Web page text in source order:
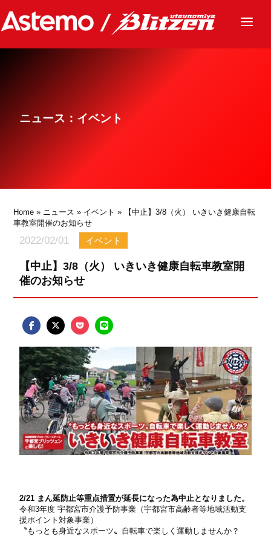
ニュース
グッズ
ニュース：イベント
Home » ニュース » イベント » 【中止】3/8（火） いきいき健康自転
車教室開催のお知らせ
2022/02/01 イベント
【中止】3/8（火） いきいき健康自転車教室開
催のお知らせ
2/21 まん延防止等重点措置が延長になった為中止となりました。
令和3年度 宇都宮市介護予防事業（宇都宮市高齢者等地域活動支
援ポイント対象事業）
〝もっとも身近なスポーツ〟自転車で楽しく運動しませんか？